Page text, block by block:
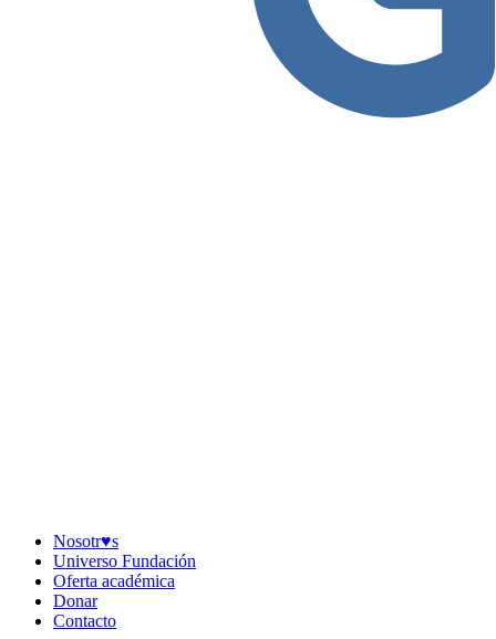
Nosotr♥︎s
Universo Fundación
Oferta académica
Donar
Contacto